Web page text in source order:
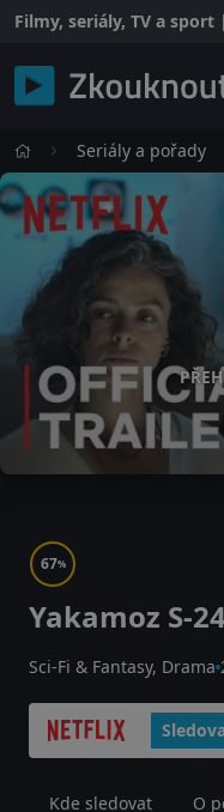
Filmy, seriály, TV a
Seriály a pořady
67%
Yakamoz S-
Sci-Fi & Fantasy, Drama
Kde sledovat O